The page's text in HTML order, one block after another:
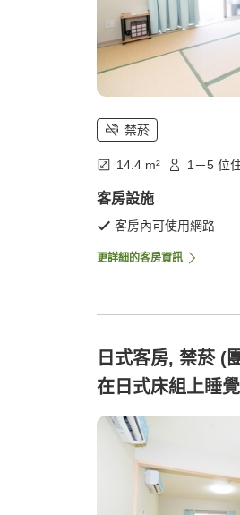
禁菸
14.4 m² 1－5 位
客房設施
客房內可使用網路
更詳細的客房資訊
日式客房, 禁菸 (
在日式床組上睡